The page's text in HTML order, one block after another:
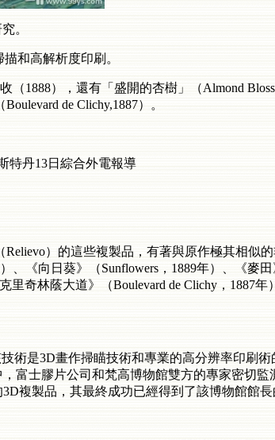
。
和高解析度印刷。
1888），還有「盛開的杏樹」（Almond
de Clichy,1887）。
特丹13日綜合外電報導
Relievo）的這些複製品，有著與原作極其相似
、《向日葵》（Sunflowers，1889年）、《麥田
里奇林蔭大道》（Boulevard de Clichy，1887年
術是3D畫作掃瞄技術和專業的高分辨率印刷術
富士膠片公司和梵高博物館雙方的專家密切監
複製品，其最終成功已經得到了該博物館館長